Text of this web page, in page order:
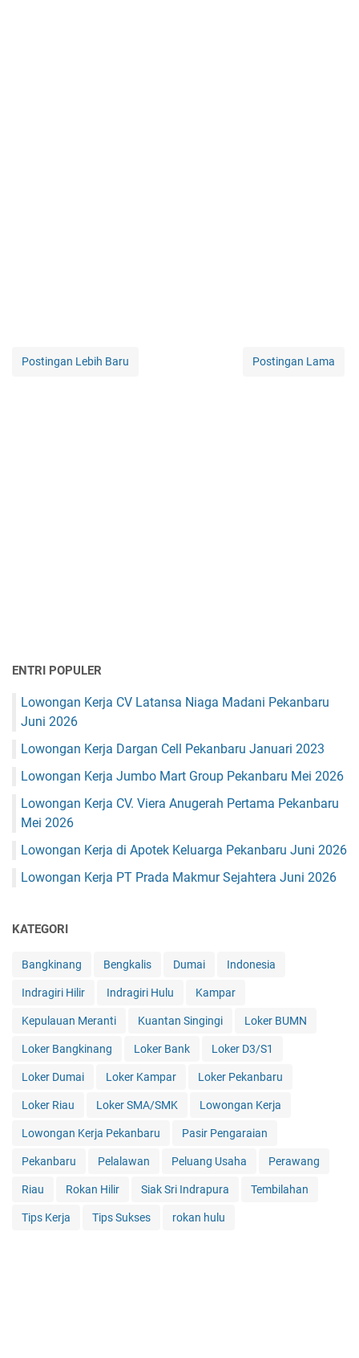
Postingan Lebih Baru Postingan Lama
ENTRI POPULER
Lowongan Kerja CV Latansa Niaga Madani Pekanbaru
Juni 2026
Lowongan Kerja Dargan Cell Pekanbaru Januari 2023
Lowongan Kerja Jumbo Mart Group Pekanbaru Mei 2026
Lowongan Kerja CV. Viera Anugerah Pertama Pekanbaru
Mei 2026
Lowongan Kerja di Apotek Keluarga Pekanbaru Juni 2026
Lowongan Kerja PT Prada Makmur Sejahtera Juni 2026
KATEGORI
Bangkinang Bengkalis Dumai Indonesia
Indragiri Hilir Indragiri Hulu Kampar
Kepulauan Meranti Kuantan Singingi Loker BUMN
Loker Bangkinang Loker Bank Loker D3/S1
Loker Dumai Loker Kampar Loker Pekanbaru
Loker Riau Loker SMA/SMK Lowongan Kerja
Lowongan Kerja Pekanbaru Pasir Pengaraian
Pekanbaru Pelalawan Peluang Usaha Perawang
Riau Rokan Hilir Siak Sri Indrapura Tembilahan
Tips Kerja Tips Sukses rokan hulu